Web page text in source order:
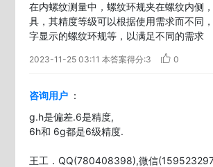
在内螺纹测量中，螺纹环规夹在螺纹内侧
具，其精度等级可以根据使用需求而不同
字显示的螺纹环规等，以满足不同的需求
2023-11-25 03:11 本答案得分:3 0
咨询用户 ：
g.h是偏差.6是精度,
6h和 6g都是6级精度.
王工．QQ(780408398),微信